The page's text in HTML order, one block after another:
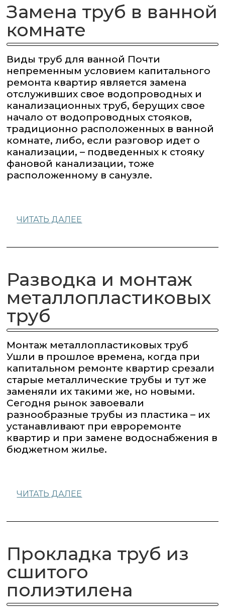
Замена труб в ванной
комнате
Виды труб для ванной Почти
непременным условием капитального
ремонта квартир является замена
отслуживших свое водопроводных и
канализационных труб, берущих свое
начало от водопроводных стояков,
традиционно расположенных в ванной
комнате, либо, если разговор идет о
канализации, – подведенных к стояку
фановой канализации, тоже
расположенному в санузле.
ЧИТАТЬ ДАЛЕЕ
Разводка и монтаж
металлопластиковых
труб
Монтаж металлопластиковых труб
Ушли в прошлое времена, когда при
капитальном ремонте квартир срезали
старые металлические трубы и тут же
заменяли их такими же, но новыми.
Сегодня рынок завоевали
разнообразные трубы из пластика – их
устанавливают при евроремонте
квартир и при замене водоснабжения в
бюджетном жилье.
ЧИТАТЬ ДАЛЕЕ
Прокладка труб из
сшитого
полиэтилена